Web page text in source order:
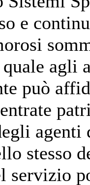
e
agli
può
agenti
stesso
servizio